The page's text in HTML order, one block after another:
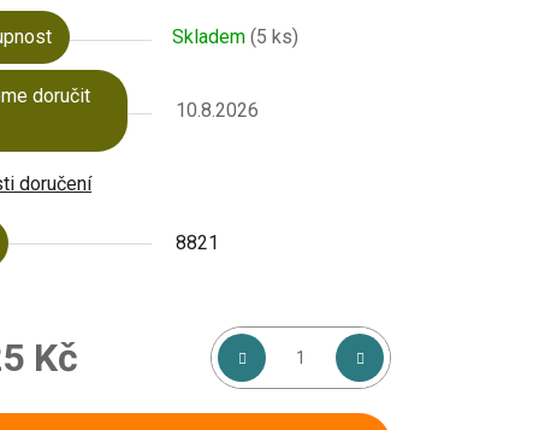
Skladem (5 ks)
doručit
10.8.2026
doručení
8821
Kč